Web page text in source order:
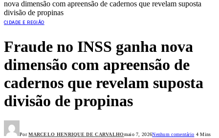
nova dimensão com apreensão de cadernos que revelam suposta
divisão de propinas
CIDADE E REGIÃO
Fraude no INSS ganha nova
dimensão com apreensão de
cadernos que revelam suposta
divisão de propinas
Por MARCELO HENRIQUE DE CARVALHOmaio 7, 2026Nenhum comentário 4 Mins